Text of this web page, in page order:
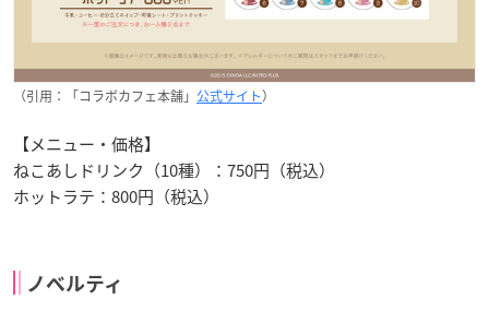
（引用：「コラボカフェ本舗」 公式サイト）
【メニュー・価格】
ねこあしドリンク（10種）：750円（税込）
ホットラテ：800円（税込）
ノベルティ